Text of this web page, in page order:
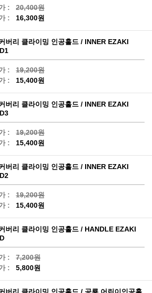
:
20,400원
:
16,300원
버리 클라이밍 인공홀드 / INNER EZAKI
:
19,200원
:
15,400원
버리 클라이밍 인공홀드 / INNER EZAKI
:
19,200원
:
15,400원
버리 클라이밍 인공홀드 / INNER EZAKI
:
19,200원
:
15,400원
버리 클라이밍 인공홀드 / HANDLE EZAKI
:
7,200원
:
5,800원